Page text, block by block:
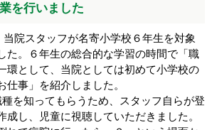
を行いました
院スタッフが名寄小学校６年生を対象
た。６年生の総合的な学習の時間で「職
環として、当院としては初めて小学校の
事」を紹介しました。
を知ってもらうため、スタッフ自らが登
成し、児童に視聴していただきました。